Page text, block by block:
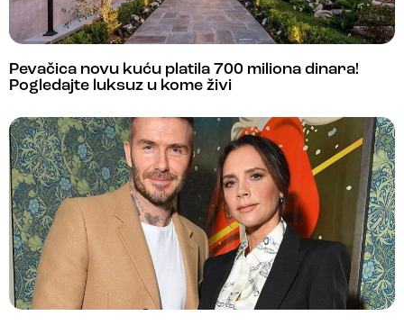
Pevačica novu kuću platila 700 miliona dinara!
Pogledajte luksuz u kome živi